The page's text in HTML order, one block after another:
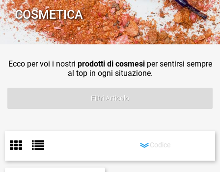
COSMETICA
Ecco per voi i nostri prodotti di cosmesiper sentirsi sempre
al top in ogni situazione.
Filtri Articolo